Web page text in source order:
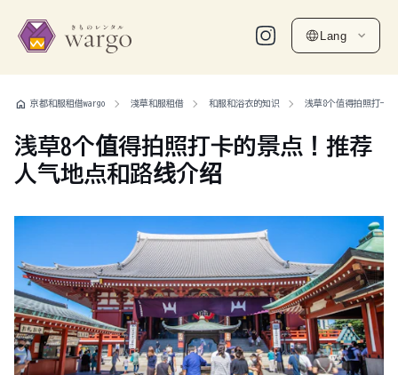
Lang
home 京都和服租借wargo 淺草和服租借 和服和浴衣的知识 浅草8个值得拍照打卡
浅草8个值得拍照打卡的景点！推荐
人气地点和路线介绍